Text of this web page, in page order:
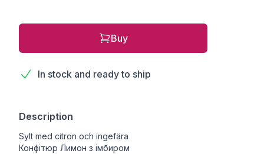
Buy
In stock and ready to ship
Description
Sylt med citron och ingefära
Конфітюр Лимон з імбиром